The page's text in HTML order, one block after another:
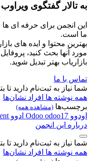
به تالار گفتگوی
این انجمن برای حرفه ای
ما است.
بهترین محتوا و ایده های
مورد آنها بحث کنید،
بازاریاب بهتر تبدیل شوید.
تماس با ما
شما نیاز به ثبت‌نام دارید تا
همه نوشته ها افراد نشان‌ها
برچسب‌ها (مشاهده همه)
اودوو Odoo odoo17 ادوو
درباره این انجمن
شما نیاز به ثبت‌نام دارید تا
همه نوشته ها افراد نشان‌ها